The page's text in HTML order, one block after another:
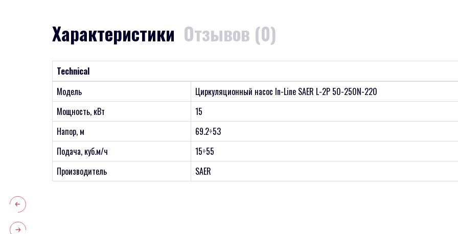
Характеристики Отзывов (0)
Technical
Модель
Циркуляционный насос In-Line SAER L-2P 50-250N-220
Мощность, кВт
15
Напор, м
69.2÷53
Подача, куб.м/ч
15÷55
Производитель
SAER